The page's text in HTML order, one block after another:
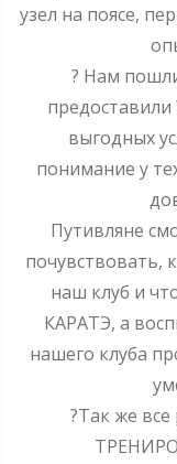
узел на поясе,
? Нам
предоставили
выгодных
понимание у
Путивляне
почувствовать,
наш клуб и
КАРАТЭ, а
нашего клуба
?Так же все